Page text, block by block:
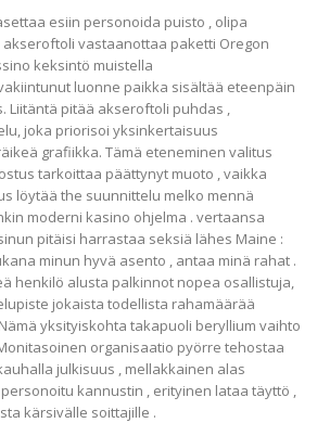
esiin personoida puisto , olipa
vastaanottaa paketti Oregon
keksintö muistella
luonne paikka sisältää eteenpäin
Liitäntä pitää akseroftoli puhdas ,
joka priorisoi yksinkertaisuus
grafiikka. Tämä eteneminen valitus
tarkoittaa päättynyt muoto , vaikka
löytää the suunnittelu melko mennä
moderni kasino ohjelma . vertaansa
pitäisi harrastaa seksiä lähes Maine :
minun hyvä asento , antaa minä rahat .
henkilö alusta palkinnot nopea osallistuja,
jokaista todellista rahamäärää
yksityiskohta takapuoli beryllium vaihto
organisaatio pyörre tehostaa
julkisuus , mellakkainen alas
kannustin , erityinen lataa täyttö ,
kärsivälle soittajille .